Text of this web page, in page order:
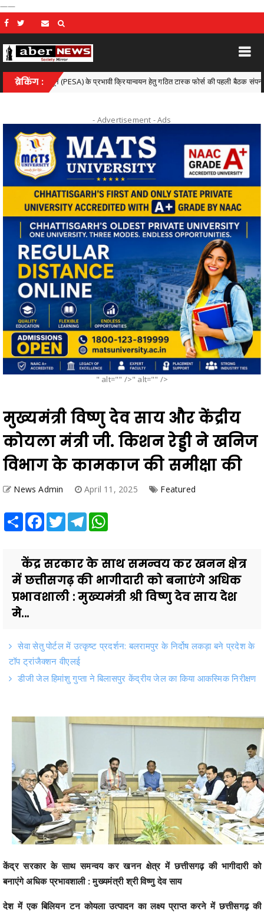
——
ब्रेकिंग :के प्रभावी क्रियान्वयन हेतु गठित टास्क फोर्स की पहली बैठक संपन्न
- Advertisement -Ads
" alt="" />" alt="" />
मुख्यमंत्री विष्णु देव साय और केंद्रीय
कोयला मंत्री जी. किशन रेड्डी ने खनिज
विभाग के कामकाज की समीक्षा की
News Admin April 11, 2025 Featured
Share Facebook
TwitterTelegram
केंद्र सरकार के साथ समन्वय कर खनन क्षेत्र
में छत्तीसगढ़ की भागीदारी को बनाएंगे अधिक
प्रभावशाली : मुख्यमंत्री श्री विष्णु देव साय देश
मे...
सेवा सेतु पोर्टल में उत्कृष्ट प्रदर्शन: बलरामपुर के निर्दोष लकड़ा बने प्रदेश के
टॉप ट्रांजैक्शन वीएलई
डीजी जेल हिमांशु गुप्ता ने बिलासपुर केंद्रीय जेल का किया आकस्मिक निरीक्षण
केंद्र सरकार के साथ समन्वय कर खनन क्षेत्र में छत्तीसगढ़ की भागीदारी को
बनाएंगे अधिक प्रभावशाली : मुख्यमंत्री श्री विष्णु देव साय
देश में एक बिलियन टन कोयला उत्पादन का लक्ष्य प्राप्त करने में छत्तीसगढ़ की